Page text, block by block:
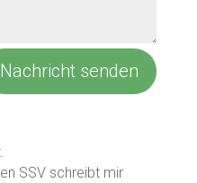
Nachricht senden
SSV schreibt mir